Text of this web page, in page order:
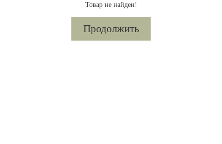
Товар не найден!
Продолжить